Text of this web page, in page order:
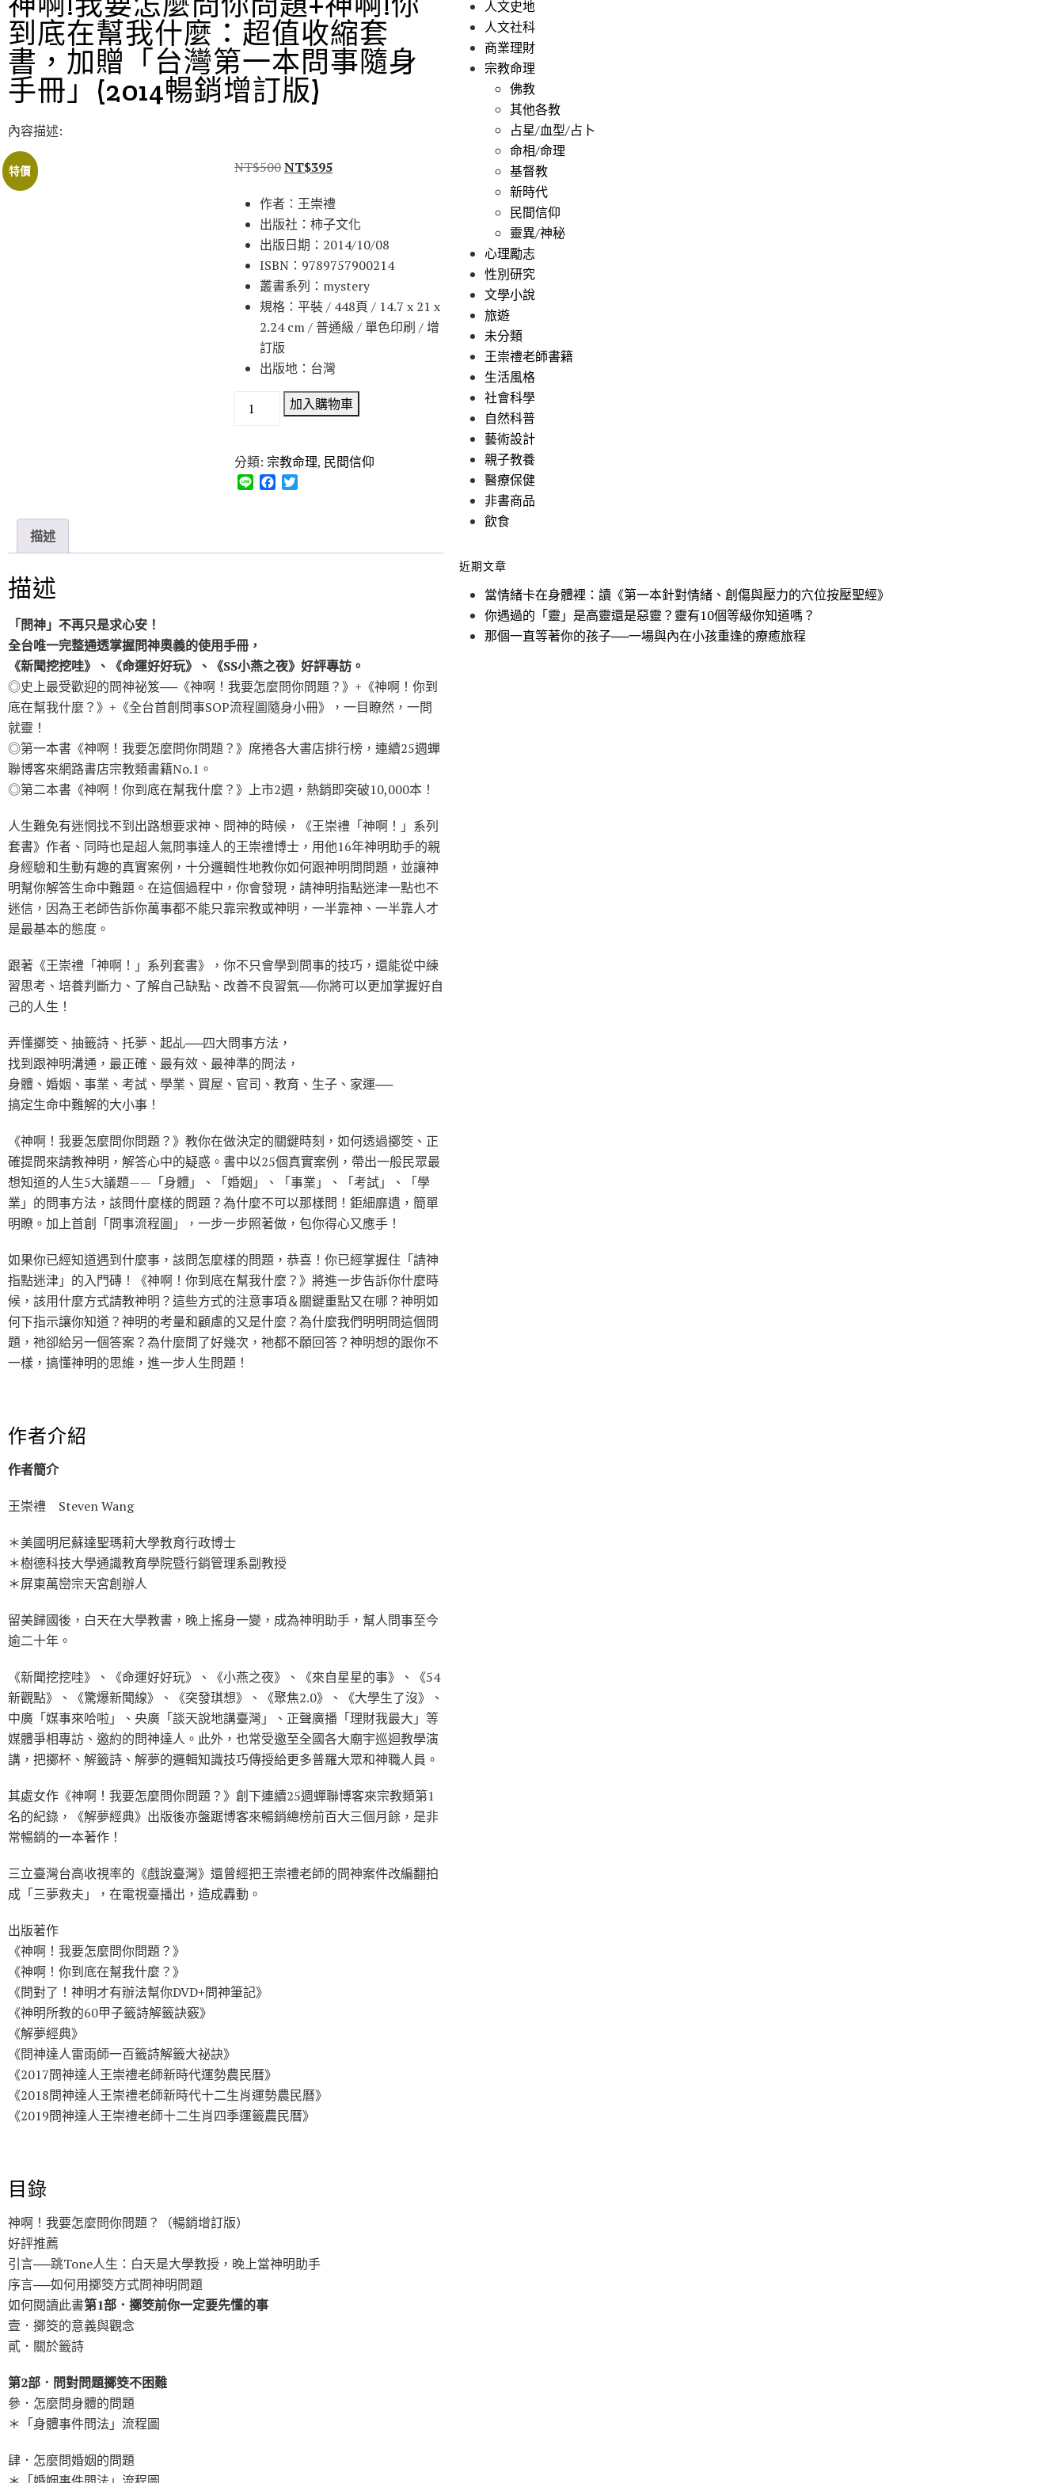
到底在幫我什麼：超值收縮套
書，加贈「台灣第一本問事隨身
手冊」(2014暢銷增訂版)
內容描述:
特價 NT$500NT$395
作者：王崇禮
出版社：柿子文化
出版日期：2014/10/08
ISBN：9789757900214
叢書系列：mystery
規格：平裝 / 448頁 / 14.7 x 21 x
2.24 cm / 普通級 / 單色印刷 / 增
訂版
出版地：台灣
加入購物車
分類: 宗教命理, 民間信仰
描述
描述
「問神」不再只是求心安！
全台唯一完整通透掌握問神奧義的使用手冊，
《新聞挖挖哇》、《命運好好玩》、《SS小燕之夜》好評專訪。
◎史上最受歡迎的問神祕笈──《神啊！我要怎麼問你問題？》+《神啊！你到
底在幫我什麼？》+《全台首創問事SOP流程圖隨身小冊》，一目瞭然，一問
就靈！
◎第一本書《神啊！我要怎麼問你問題？》席捲各大書店排行榜，連續25週蟬
聯博客來網路書店宗教類書籍No.1。
◎第二本書《神啊！你到底在幫我什麼？》上市2週，熱銷即突破10,000本！
人生難免有迷惘找不到出路想要求神、問神的時候，《王崇禮「神啊！」系列
套書》作者、同時也是超人氣問事達人的王崇禮博士，用他16年神明助手的親
身經驗和生動有趣的真實案例，十分邏輯性地教你如何跟神明問問題，並讓神
明幫你解答生命中難題。在這個過程中，你會發現，請神明指點迷津一點也不
迷信，因為王老師告訴你萬事都不能只靠宗教或神明，一半靠神、一半靠人才
是最基本的態度。
跟著《王崇禮「神啊！」系列套書》，你不只會學到問事的技巧，還能從中練
習思考、培養判斷力、了解自己缺點、改善不良習氣──你將可以更加掌握好自
己的人生！
弄懂擲筊、抽籤詩、托夢、起乩──四大問事方法，
找到跟神明溝通，最正確、最有效、最神準的問法，
身體、婚姻、事業、考試、學業、買屋、官司、教育、生子、家運──
搞定生命中難解的大小事！
《神啊！我要怎麼問你問題？》教你在做決定的關鍵時刻，如何透過擲筊、正
確提問來請教神明，解答心中的疑惑。書中以25個真實案例，帶出一般民眾最
想知道的人生5大議題——「身體」、「婚姻」、「事業」、「考試」、「學
業」的問事方法，該問什麼樣的問題？為什麼不可以那樣問！鉅細靡遺，簡單
明瞭。加上首創「問事流程圖」，一步一步照著做，包你得心又應手！
如果你已經知道遇到什麼事，該問怎麼樣的問題，恭喜！你已經掌握住「請神
指點迷津」的入門磚！《神啊！你到底在幫我什麼？》將進一步告訴你什麼時
候，該用什麼方式請教神明？這些方式的注意事項＆關鍵重點又在哪？神明如
何下指示讓你知道？神明的考量和顧慮的又是什麼？為什麼我們明明問這個問
題，祂卻給另一個答案？為什麼問了好幾次，祂都不願回答？神明想的跟你不
一樣，搞懂神明的思維，進一步人生問題！
作者介紹
作者簡介
王崇禮 Steven Wang
＊美國明尼蘇達聖瑪莉大學教育行政博士
＊樹德科技大學通識教育學院暨行銷管理系副教授
＊屏東萬巒宗天宮創辦人
留美歸國後，白天在大學教書，晚上搖身一變，成為神明助手，幫人問事至今
逾二十年。
《新聞挖挖哇》、《命運好好玩》、《小燕之夜》、《來自星星的事》、《54
新觀點》、《驚爆新聞線》、《突發琪想》、《聚焦2.0》、《大學生了沒》、
中廣「媒事來哈啦」、央廣「談天說地講臺灣」、正聲廣播「理財我最大」等
媒體爭相專訪、邀約的問神達人。此外，也常受邀至全國各大廟宇巡迴教學演
講，把擲杯、解籤詩、解夢的邏輯知識技巧傳授給更多普羅大眾和神職人員。
其處女作《神啊！我要怎麼問你問題？》創下連續25週蟬聯博客來宗教類第1
名的紀錄，《解夢經典》出版後亦盤踞博客來暢銷總榜前百大三個月餘，是非
常暢銷的一本著作！
三立臺灣台高收視率的《戲說臺灣》還曾經把王崇禮老師的問神案件改編翻拍
成「三夢救夫」，在電視臺播出，造成轟動。
出版著作
《神啊！我要怎麼問你問題？》
《神啊！你到底在幫我什麼？》
《問對了！神明才有辦法幫你DVD+問神筆記》
《神明所教的60甲子籤詩解籤訣竅》
《解夢經典》
《問神達人雷雨師一百籤詩解籤大祕訣》
《2017問神達人王崇禮老師新時代運勢農民曆》
《2018問神達人王崇禮老師新時代十二生肖運勢農民曆》
《2019問神達人王崇禮老師十二生肖四季運籤農民曆》
目錄
神啊！我要怎麼問你問題？（暢銷增訂版）
好評推薦
引言──跳Tone人生：白天是大學教授，晚上當神明助手
序言──如何用擲筊方式問神明問題
如何閱讀此書第1部．擲筊前你一定要先懂的事
壹．擲筊的意義與觀念
貳．關於籤詩
第2部．問對問題擲筊不困難
參．怎麼問身體的問題
＊「身體事件問法」流程圖
肆．怎麼問婚姻的問題
人文史地
人文社科
商業理財
宗教命理
佛教
其他各教
占星/血型/占卜
命相/命理
基督教
新時代
民間信仰
靈異/神秘
心理勵志
性別研究
文學小說
旅遊
未分類
王崇禮老師書籍
生活風格
社會科學
自然科普
藝術設計
親子教養
醫療保健
非書商品
飲食
近期文章
當情緒卡在身體裡：讀《第一本針對情緒、創傷與壓力的穴位按壓聖經》
你遇過的「靈」是高靈還是惡靈？靈有10個等級你知道嗎？
那個一直等著你的孩子──一場與內在小孩重逢的療癒旅程